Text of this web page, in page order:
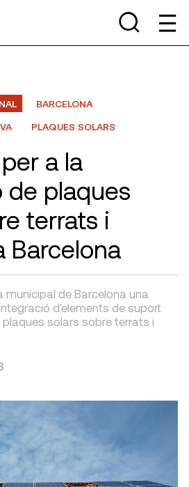
BARCELONA
PLAQUES SOLARS
a la
de plaques
terrats i
Barcelona
municipal de Barcelona una
d'elements de suport
plaques solars sobre terrats i